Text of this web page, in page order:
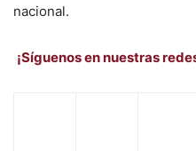
nacional.
¡Síguenos en nuestras